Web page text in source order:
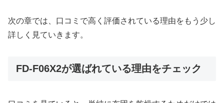
次の章では、口コミで高く評価されている理由をもう少し
詳しく見ていきます。
FD-F06X2が選ばれている理由をチェック